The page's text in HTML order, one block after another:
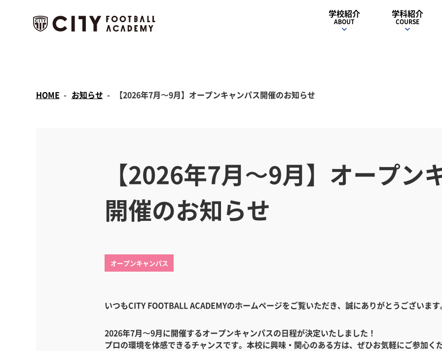
学校紹介
ABOUT
学科紹介
COURSE
HOME お知らせ 【2026年7月〜9月】オープンキャンパス開催のお知らせ
【2026年7月〜9月】オープン
開催のお知らせ
オープンキャンパス
いつもCITY FOOTBALL ACADEMYのホームページをご覧いただき、誠にありがとうございま
2026年7月〜9月に開催するオープンキャンパスの日程が決定いたしました！
プロの環境を体感できるチャンスです。本校に興味・関心のある方は、ぜひお気軽にご参加く